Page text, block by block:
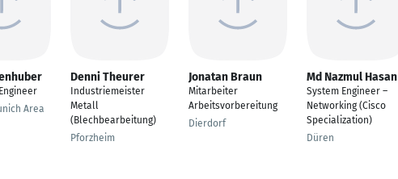
Area
Denni Theurer
Industriemeister
Metall
(Blechbearbeitung)
Pforzheim
Jonatan Braun
Mitarbeiter
Arbeitsvorbereitung
Dierdorf
Md Nazmul Hasan
System Engineer –​
Networking (Cisco
Specialization)
Düren